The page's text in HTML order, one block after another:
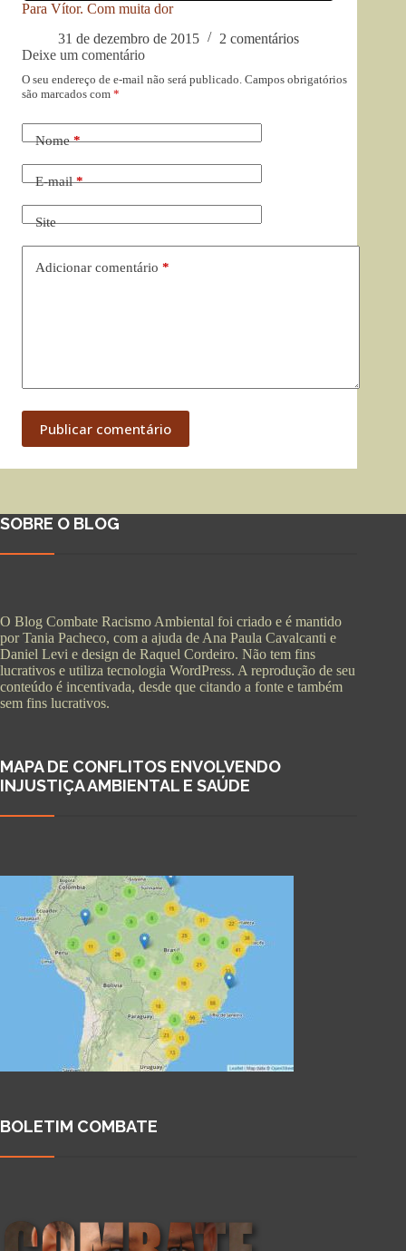
Para Vítor. Com muita dor
31 de dezembro de 2015
2 comentários
Deixe um comentário
O seu endereço de e-mail não será publicado. Campos obrigatórios
são marcados com *
Nome*
E-mail*
Site
Adicionar comentário *
Publicar comentário
SOBRE O BLOG
O Blog Combate Racismo Ambiental foi criado e é mantido
por Tania Pacheco, com a ajuda de Ana Paula Cavalcanti e
Daniel Levi e design de Raquel Cordeiro. Não tem fins
lucrativos e utiliza tecnologia WordPress. A reprodução de seu
conteúdo é incentivada, desde que citando a fonte e também
sem fins lucrativos.
MAPA DE CONFLITOS ENVOLVENDO
INJUSTIÇA AMBIENTAL E SAÚDE
BOLETIM COMBATE